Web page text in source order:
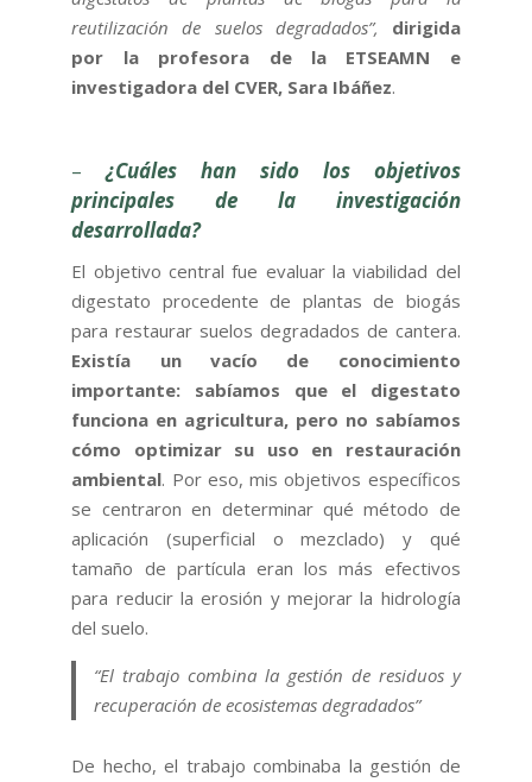
reutilización de suelos degradados”,
dirigida
por la profesora de la ETSEAMN e
investigadora del CVER, Sara Ibáñez.
–¿Cuáles han sido los objetivos
principales de la investigación
desarrollada?
El objetivo central fue evaluar la viabilidad del
digestato procedente de plantas de biogás
para restaurar suelos degradados de cantera.
Existía un vacío de conocimiento
importante: sabíamos que el digestato
funciona en agricultura, pero no sabíamos
cómo optimizar su uso en restauración
ambiental. Por eso, mis objetivos específicos
se centraron en determinar qué método de
aplicación (superficial o mezclado) y qué
tamaño de partícula eran los más efectivos
para reducir la erosión y mejorar la hidrología
del suelo.
“El trabajo combina la gestión de residuos y
recuperación de ecosistemas degradados”
De hecho, el trabajo combinaba la gestión de